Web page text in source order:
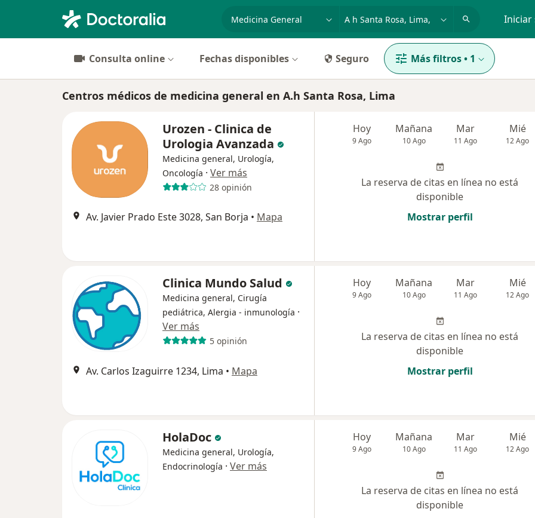
Iniciar
Consulta online Fechas disponibles Seguro Más filtros• 1
Centros médicos de medicina general en A.h Santa Rosa, Lima
Urozen - Clinica de
Urologia Avanzada
Medicina general, Urología,
Oncología · Ver más
28 opinión
Av. Javier Prado Este 3028, San Borja • Mapa
Hoy
9 Ago
Mañana
10 Ago
Mar
11 Ago
Mié
12 Ago
La reserva de citas en línea no está
disponible
Mostrar perfil
Clinica Mundo Salud
Medicina general, Cirugía
pediátrica, Alergia - inmunología ·
Ver más
5 opinión
Av. Carlos Izaguirre 1234, Lima • Mapa
Hoy
9 Ago
Mañana
10 Ago
Mar
11 Ago
Mié
12 Ago
La reserva de citas en línea no está
disponible
Mostrar perfil
HolaDoc
Medicina general, Urología,
Endocrinología · Ver más
Hoy
9 Ago
Mañana
10 Ago
Mar
11 Ago
Mié
12 Ago
La reserva de citas en línea no está
disponible